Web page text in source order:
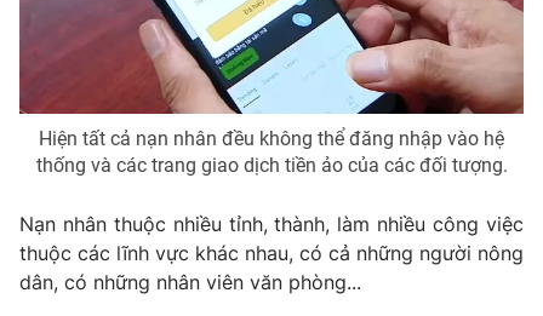
Theo dõi báo trên
Cơ quan chủ quản: Đài Truyền hình Việt Nam
Cơ quan báo chí:
Thời báo VTV
Hiện tất cả nạn nhân đều không thể đăng nhập vào hệ
thống và các trang giao dịch tiền ảo của các đối tượng.
Nạn nhân thuộc nhiều tỉnh, thành, làm nhiều công việc
thuộc các lĩnh vực khác nhau, có cả những người nông
dân, có những nhân viên văn phòng...